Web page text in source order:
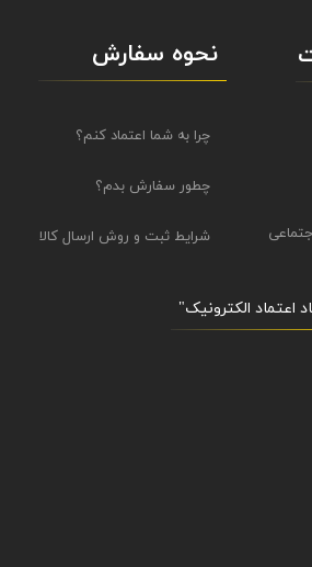
نحوه سفارش
چرا به شما اعتماد کنم؟
چطور سفارش بدم؟
شرایط ثبت و روش ارسال کالا
اعتماد الکترونیک​​​​​​​"